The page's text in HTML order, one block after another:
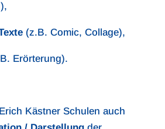
(z.B. Comic, Collage),
Erörterung).
Kästner Schulen auch